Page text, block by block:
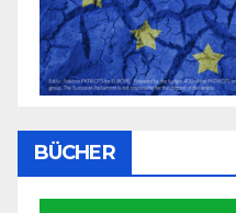
BÜCHER